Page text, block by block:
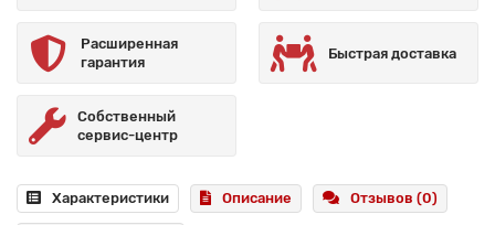
Расширенная
гарантия
Быстрая доставка
Собственный
сервис-центр
Характеристики Описание Отзывов (0)